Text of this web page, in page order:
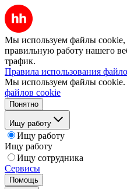
Мы используем файлы cookie,
правильную работу нашего
трафик.
Правила использования
Мы используем файлы cookie.
файлов cookie
Понятно
Ищу работу
Ищу работу
Ищу работу
Ищу сотрудника
Сервисы
Помощь